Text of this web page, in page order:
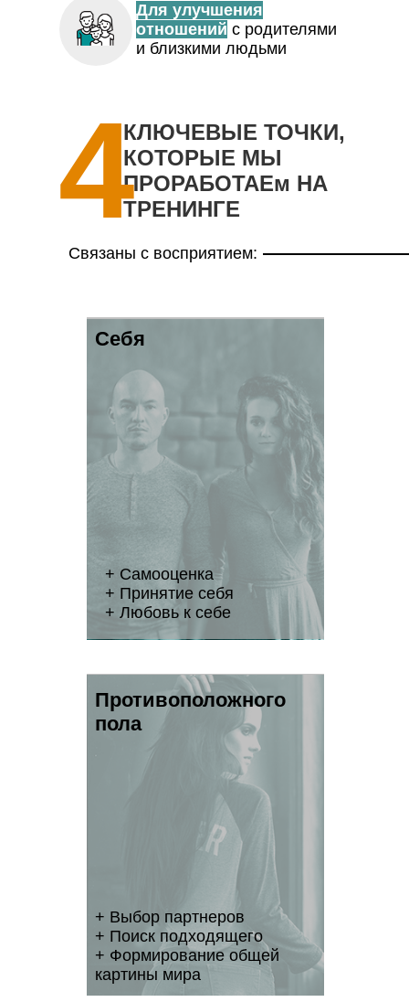
Для улучшения
отношений с родителями
и близкими людьми
КЛЮЧЕВЫЕ ТОЧКИ,
КОТОРЫЕ МЫ
ПРОРАБОТАЕм НА
ТРЕНИНГЕ
4
Связаны с восприятием:
Себя
Противоположного
пола
+ Самооценка
+ Принятие себя
+ Любовь к себе
+ Выбор партнеров
+ Поиск подходящего
+ Формирование общей
картины мира